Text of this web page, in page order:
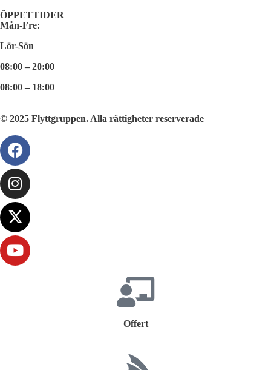
ÖPPETTIDER
Mån-Fre:
Lör-Sön
08:00 – 20:00
08:00 – 18:00
© 2025 Flyttgruppen. Alla rättigheter reserverade
Offert